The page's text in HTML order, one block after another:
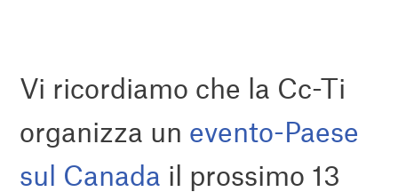
Vi ricordiamo che la Cc-Ti
organizza un evento-Paese
sul Canada il prossimo 13